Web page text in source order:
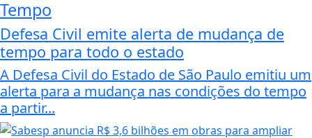
Tempo
Defesa Civil emite alerta de mudança de
tempo para todo o estado
A Defesa Civil do Estado de São Paulo emitiu um
alerta para a mudança nas condições do tempo
a partir...